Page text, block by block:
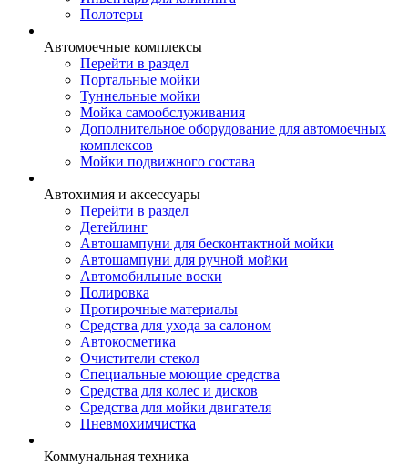
Полотеры
Автомоечные комплексы
Перейти в раздел
Портальные мойки
Туннельные мойки
Мойка самообслуживания
Дополнительное оборудование для автомоечных
комплексов
Мойки подвижного состава
Автохимия и аксессуары
Перейти в раздел
Детейлинг
Автошампуни для бесконтактной мойки
Автошампуни для ручной мойки
Автомобильные воски
Полировка
Протирочные материалы
Средства для ухода за салоном
Автокосметика
Очистители стекол
Специальные моющие средства
Средства для колес и дисков
Средства для мойки двигателя
Пневмохимчистка
Коммунальная техника